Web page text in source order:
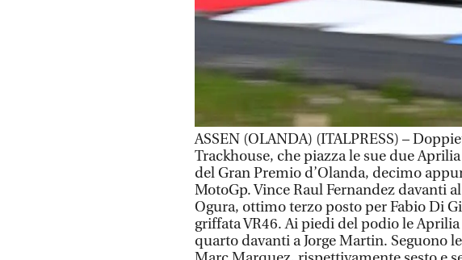
ASSEN (OLANDA) (ITALPRESS) –
Trackhouse, che piazza le sue due
del Gran Premio d’Olanda, decimo
MotoGp. Vince Raul Fernandez davanti
Ogura, ottimo terzo posto per Fabio Di
griffata VR46. Ai piedi del podio le
quarto davanti a Jorge Martin. Seguono